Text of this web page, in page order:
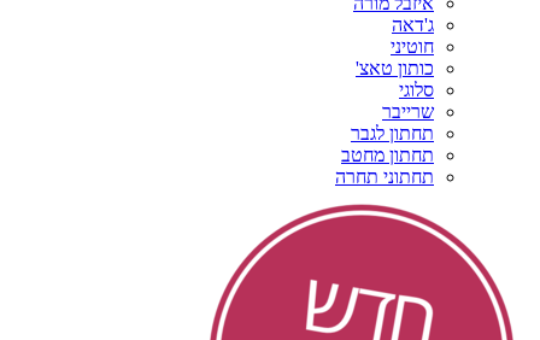
ג'דאה
חוטיני
כותון טאצ'
סלוגי
שרייבר
תחתון לגבר
תחתון מחטב
תחתוני תחרה